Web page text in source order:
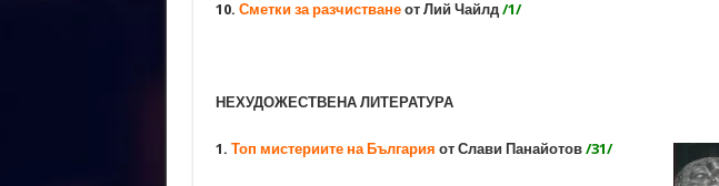
10. Сметки за разчистванеот Лий Чайлд /1/
НЕХУДОЖЕСТВЕНА ЛИТЕРАТУРА
1. Топ мистериите на България от Слави Панайотов /31/